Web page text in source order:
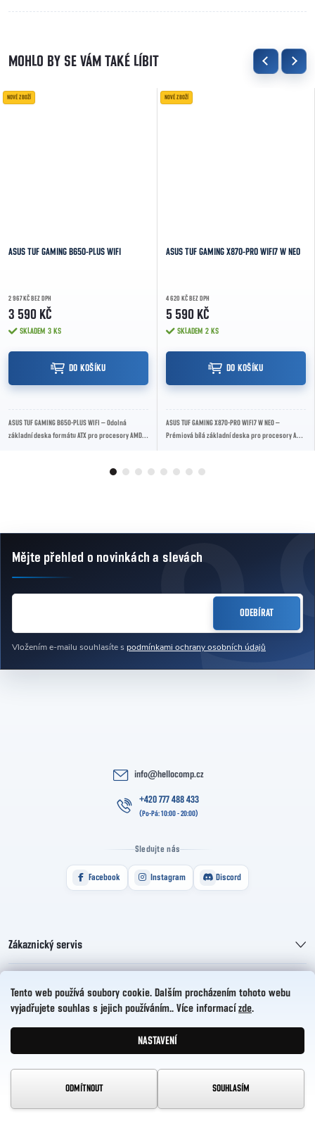
Tento web používá soubory cookie. Dalším procházením tohoto webu
vyjadřujete souhlas s jejich používáním.. Více informací zde.
NASTAVENÍ
ODMÍTNOUT SOUHLASÍM
NOVÉ ZBOŽÍ
ASUS TUF GAMING B650-PLUS WIFI
2 967 KČ BEZ DPH
3 590 KČ
SKLADEM 3 KS
DO KOŠÍKU
ASUS TUF GAMING B650-PLUS WIFI – Odolná
základní deska formátu ATX pro procesory AMD
NOVÉ ZBOŽÍ
ASUS TUF GAMING X870-PRO WIFI7 W NEO
4 620 KČ BEZ DPH
5 590 KČ
SKLADEM 2 KS
DO KOŠÍKU
ASUS TUF GAMING X870-PRO WIFI7 W NEO –
Prémiová bílá základní deska pro procesory AMD
Zápatí
Mějte přehled o novinkácha slevách
Vložením e-mailu souhlasíte s podmínkami ochrany osobních údajů
ODEBÍRAT
info@hellocomp.cz
+420 777 488 433
Sledujte nás
Facebook Instagram Discord
Zákaznický servis
Copyright 2026
. Všechna práva vyhrazena.
Upravit nastavení cookies